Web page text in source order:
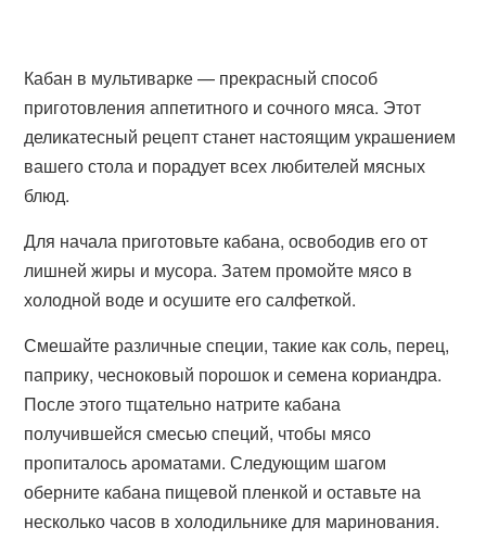
Кабан в мультиварке — прекрасный способ
приготовления аппетитного и сочного мяса. Этот
деликатесный рецепт станет настоящим украшением
вашего стола и порадует всех любителей мясных
блюд.
Для начала приготовьте кабана, освободив его от
лишней жиры и мусора. Затем промойте мясо в
холодной воде и осушите его салфеткой.
Смешайте различные специи, такие как соль, перец,
паприку, чесноковый порошок и семена кориандра.
После этого тщательно натрите кабана
получившейся смесью специй, чтобы мясо
пропиталось ароматами. Следующим шагом
оберните кабана пищевой пленкой и оставьте на
несколько часов в холодильнике для маринования.